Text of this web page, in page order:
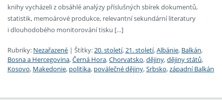
knihy vycházeli z obsáhlé analýzy příslušných sbírek dokumentů,
statistik, memoárové produkce, relevantní sekundární literatury
i dlouhodobého monitorování tisku […]
Rubriky: Nezařazené | Štítky:20. století,21. století,Albánie, Balkán,
Bosna a Hercegovina,Černá Hora,Chorvatsko,dějiny,dějiny států,
Kosovo, Makedonie, politika, poválečné dějiny,Srbsko,západní Balkán